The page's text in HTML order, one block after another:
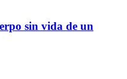
sin vida de un